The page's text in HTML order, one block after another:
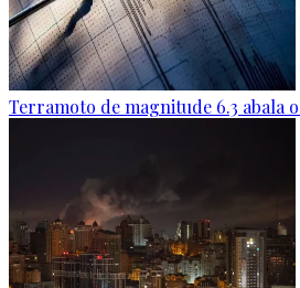
Terramoto de magnitude 6.3 abala